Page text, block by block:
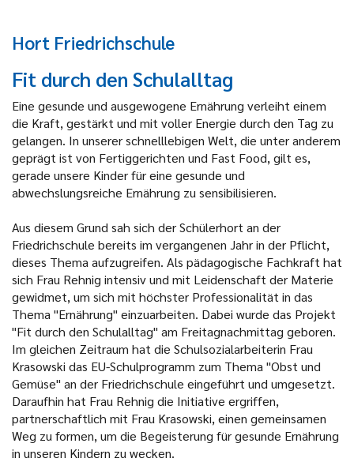
Hort Friedrichschule
Fit durch den Schulalltag
Eine gesunde und ausgewogene Ernährung verleiht einem
die Kraft, gestärkt und mit voller Energie durch den Tag zu
gelangen. In unserer schnelllebigen Welt, die unter anderem
geprägt ist von Fertiggerichten und Fast Food, gilt es,
gerade unsere Kinder für eine gesunde und
abwechslungsreiche Ernährung zu sensibilisieren.
Aus diesem Grund sah sich der Schülerhort an der
Friedrichschule bereits im vergangenen Jahr in der Pflicht,
dieses Thema aufzugreifen. Als pädagogische Fachkraft hat
sich Frau Rehnig intensiv und mit Leidenschaft der Materie
gewidmet, um sich mit höchster Professionalität in das
Thema "Ernährung" einzuarbeiten. Dabei wurde das Projekt
"Fit durch den Schulalltag" am Freitagnachmittag geboren.
Im gleichen Zeitraum hat die Schulsozialarbeiterin Frau
Krasowski das EU-Schulprogramm zum Thema "Obst und
Gemüse" an der Friedrichschule eingeführt und umgesetzt.
Daraufhin hat Frau Rehnig die Initiative ergriffen,
partnerschaftlich mit Frau Krasowski, einen gemeinsamen
Weg zu formen, um die Begeisterung für gesunde Ernährung
in unseren Kindern zu wecken.